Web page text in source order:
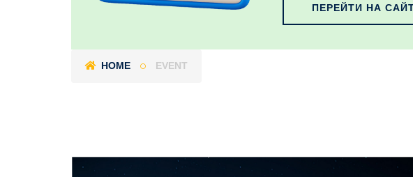
ПЕРЕЙТИ НА
HOME EVENT